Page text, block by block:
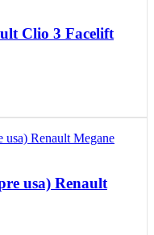
Clio 3 Facelift
usa) Renault